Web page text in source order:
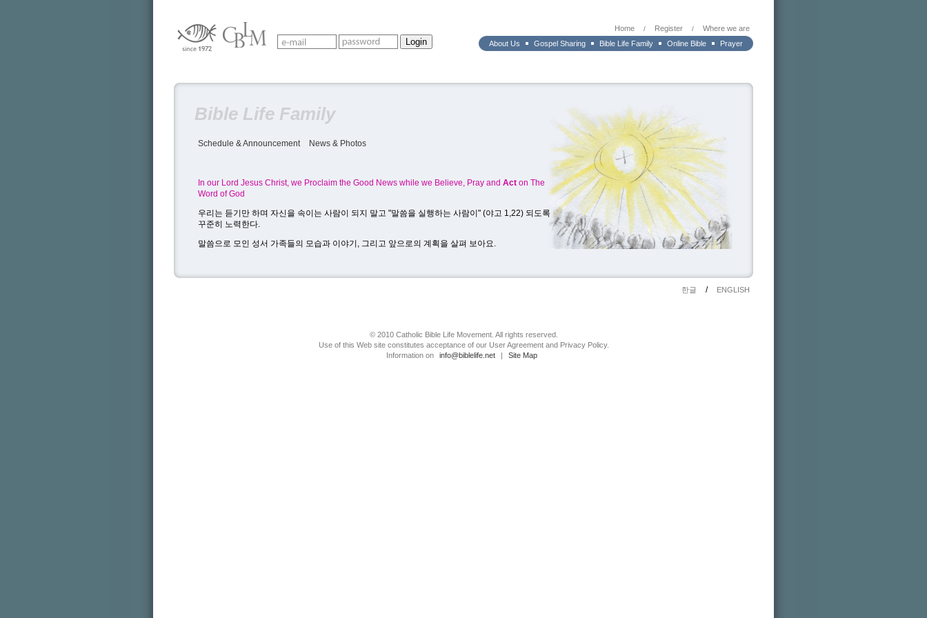
Home / Register /
Where we are
About Us
Gospel Sharing Bible Life Family Online Bible Prayer
Bible Life Family
Schedule & Announcement News & Photos
In our Lord Jesus Christ, we Proclaim the Good News while we Believe, Pray and Act on The
Word of God
우리는 듣기만 하며 자신을 속이는 사람이 되지 말고 "말씀을 실행하는 사람이" (야고 1,22) 되도록
꾸준히 노력한다.
말씀으로 모인 성서 가족들의 모습과 이야기, 그리고 앞으로의 계획을 살펴 보아요.
한글 / ENGLISH
© 2010 Catholic Bible Life Movement. All rights reserved.
Use of this Web site constitutes acceptance of our User Agreement and Privacy Policy.
Information on
info@biblelife.net | Site Map